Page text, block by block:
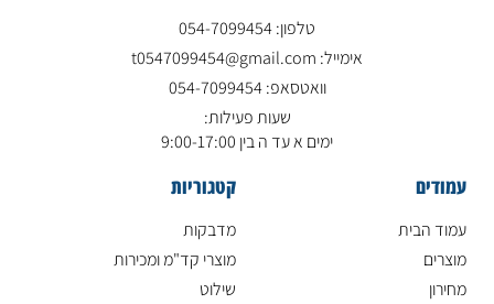
טלפון: 054-7099454
אימייל: t0547099454@gmail.com
וואטסאפ: 054-7099454
שעות פעילות:
ימים א עד ה בין 9:00-17:00
עמודים
עמוד הבית
מוצרים
מחירון
קטגוריות
מדבקות
מוצרי קד"מ ומכירות
שילוט